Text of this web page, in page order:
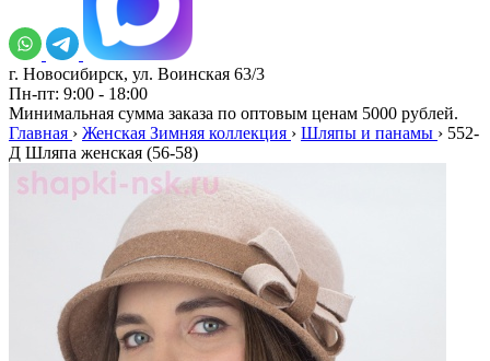
г. Новосибирск, ул. Воинская 63/3
Пн-пт: 9:00 - 18:00
Минимальная сумма заказа по оптовым ценам 5000 рублей.
Главная › Женская Зимняя коллекция › Шляпы и панамы › 552-
Д Шляпа женская (56-58)